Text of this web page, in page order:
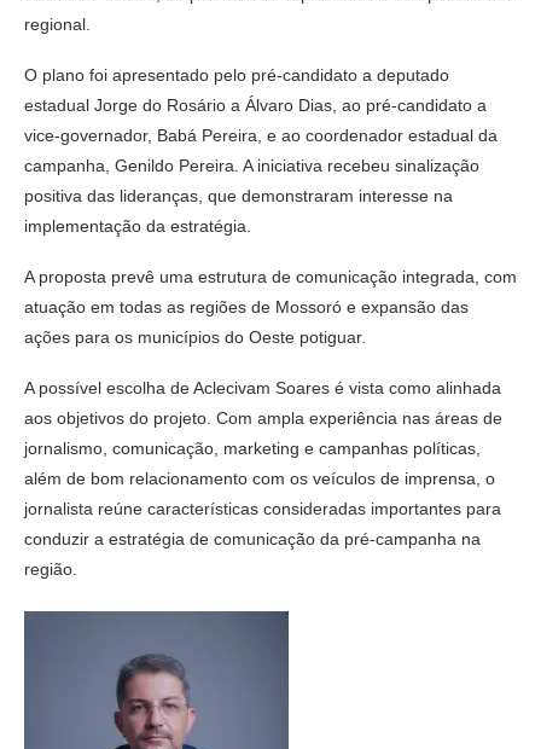
regional.
O plano foi apresentado pelo pré-candidato a deputado
estadual Jorge do Rosário a Álvaro Dias, ao pré-candidato a
vice-governador, Babá Pereira, e ao coordenador estadual da
campanha, Genildo Pereira. A iniciativa recebeu sinalização
positiva das lideranças, que demonstraram interesse na
implementação da estratégia.
A proposta prevê uma estrutura de comunicação integrada, com
atuação em todas as regiões de Mossoró e expansão das
ações para os municípios do Oeste potiguar.
A possível escolha de Aclecivam Soares é vista como alinhada
aos objetivos do projeto. Com ampla experiência nas áreas de
jornalismo, comunicação, marketing e campanhas políticas,
além de bom relacionamento com os veículos de imprensa, o
jornalista reúne características consideradas importantes para
conduzir a estratégia de comunicação da pré-campanha na
região.